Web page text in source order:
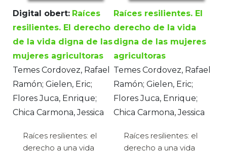
Digital obert: Raíces
resilientes. El derecho
de la vida digna de las
mujeres agricultoras
Temes Cordovez, Rafael
Ramón; Gielen, Eric;
Flores Juca, Enrique;
Chica Carmona, Jessica
Raíces resilientes: el
derecho a una vida
Raíces resilientes. El
derecho de la vida
digna de las mujeres
agricultoras
Temes Cordovez, Rafael
Ramón; Gielen, Eric;
Flores Juca, Enrique;
Chica Carmona, Jessica
Raíces resilientes: el
derecho a una vida